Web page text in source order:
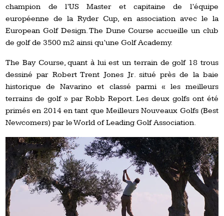
champion de l’US Master et capitaine de l’équipe
européenne de la Ryder Cup, en association avec le la
European Golf Design. The Dune Course accueille un club
de golf de 3500 m2 ainsi qu’une Golf Academy.
The Bay Course, quant à lui est un terrain de golf 18 trous
dessiné par Robert Trent Jones Jr. situé près de la baie
historique de Navarino et classé parmi « les meilleurs
terrains de golf » par Robb Report. Les deux golfs ont été
primés en 2014 en tant que Meilleurs Nouveaux Golfs (Best
Newcomers) par le World of Leading Golf Association.